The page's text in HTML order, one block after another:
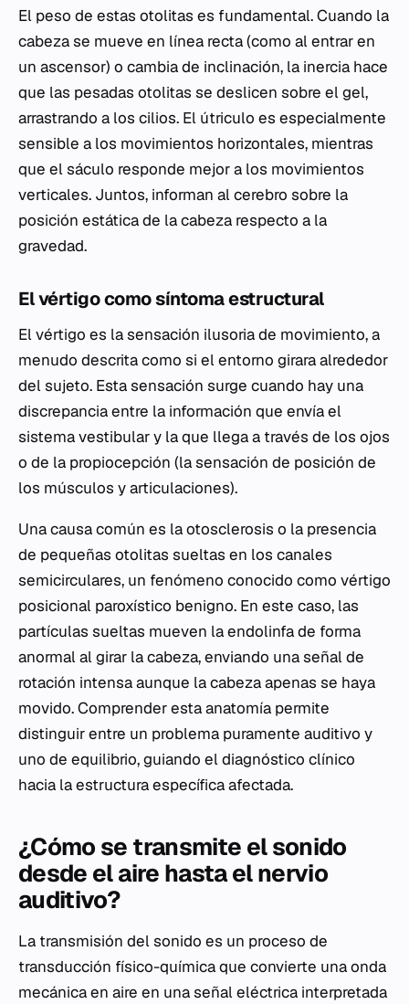
El peso de estas otolitas es fundamental. Cuando la
cabeza se mueve en línea recta (como al entrar en
un ascensor) o cambia de inclinación, la inercia hace
que las pesadas otolitas se deslicen sobre el gel,
arrastrando a los cilios. El útriculo es especialmente
sensible a los movimientos horizontales, mientras
que el sáculo responde mejor a los movimientos
verticales. Juntos, informan al cerebro sobre la
posición estática de la cabeza respecto a la
gravedad.
El vértigo como síntoma estructural
El vértigo es la sensación ilusoria de movimiento, a
menudo descrita como si el entorno girara alrededor
del sujeto. Esta sensación surge cuando hay una
discrepancia entre la información que envía el
sistema vestibular y la que llega a través de los ojos
o de la propiocepción (la sensación de posición de
los músculos y articulaciones).
Una causa común es la otosclerosis o la presencia
de pequeñas otolitas sueltas en los canales
semicirculares, un fenómeno conocido como vértigo
posicional paroxístico benigno. En este caso, las
partículas sueltas mueven la endolinfa de forma
anormal al girar la cabeza, enviando una señal de
rotación intensa aunque la cabeza apenas se haya
movido. Comprender esta anatomía permite
distinguir entre un problema puramente auditivo y
uno de equilibrio, guiando el diagnóstico clínico
hacia la estructura específica afectada.
¿Cómo se transmite el sonido
desde el aire hasta el nervio
auditivo?
La transmisión del sonido es un proceso de
transducción físico-química que convierte una onda
mecánica en aire en una señal eléctrica interpretada